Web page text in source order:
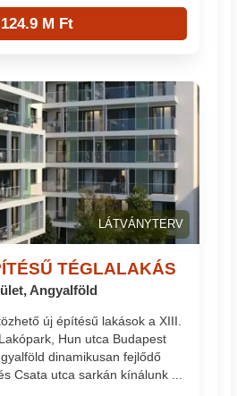
124.9 M Ft
LÁTVÁNYTERV
TÉGLALAKÁS
Angyalföld
új építésű lakások a XIII.
Hun utca Budapest
dinamikusan fejlődő
Csata utca sarkán kínálunk ...